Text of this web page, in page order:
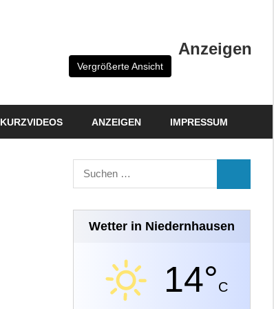
Anzeigen
Vergrößerte Ansicht
KURZVIDEOS ANZEIGEN IMPRESSUM
Suchen
nach:
Wetter in Niedernhausen
14°C